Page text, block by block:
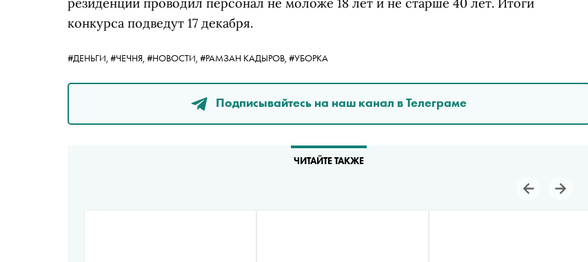
конкурса подведут 17 декабря.
#ДЕНЬГИ, #ЧЕЧНЯ, #НОВОСТИ, #РАМЗАН КАДЫРОВ, #УБОРКА
Подписывайтесь на наш канал в Телеграме
ЧИТАЙТЕ ТАКЖЕ